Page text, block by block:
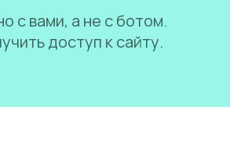
с вами, а не с ботом.
доступ к сайту.